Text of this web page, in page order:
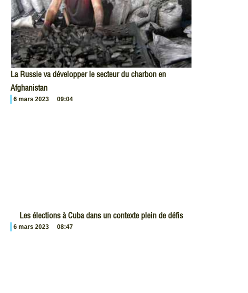
La Russie va développer le secteur du charbon en
Afghanistan
6 mars 2023 09:04
Les élections à Cuba dans un contexte plein de défis
6 mars 2023 08:47